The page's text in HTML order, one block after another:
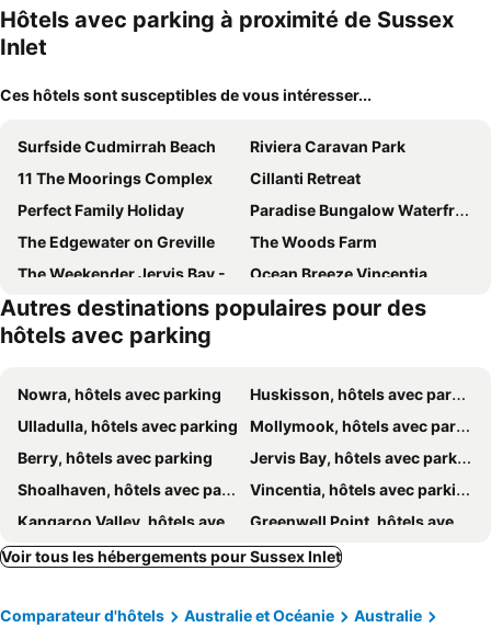
Hôtels avec parking à proximité de Sussex
Inlet
Ces hôtels sont susceptibles de vous intéresser...
Surfside Cudmirrah Beach
Riviera Caravan Park
11 The Moorings Complex
Cillanti Retreat
Perfect Family Holiday
Paradise Bungalow Waterfront
The Edgewater on Greville
The Woods Farm
The Weekender Jervis Bay - 8 Min Drive To Hyams Beach!
Ocean Breeze Vincentia
Ceespray on Owen
Huskisson Hotel
Autres destinations populaires pour des
hôtels avec parking
Nowra, hôtels avec parking
Huskisson, hôtels avec parking
Ulladulla, hôtels avec parking
Mollymook, hôtels avec parking
Berry, hôtels avec parking
Jervis Bay, hôtels avec parking
Shoalhaven, hôtels avec parking
Vincentia, hôtels avec parking
Kangaroo Valley, hôtels avec parking
Greenwell Point, hôtels avec parking
Hyams Beach, hôtels avec parking
Gerroa, hôtels avec parking
Voir tous les hébergements pour Sussex Inlet
Comparateur d'hôtels Australie et Océanie
Australie